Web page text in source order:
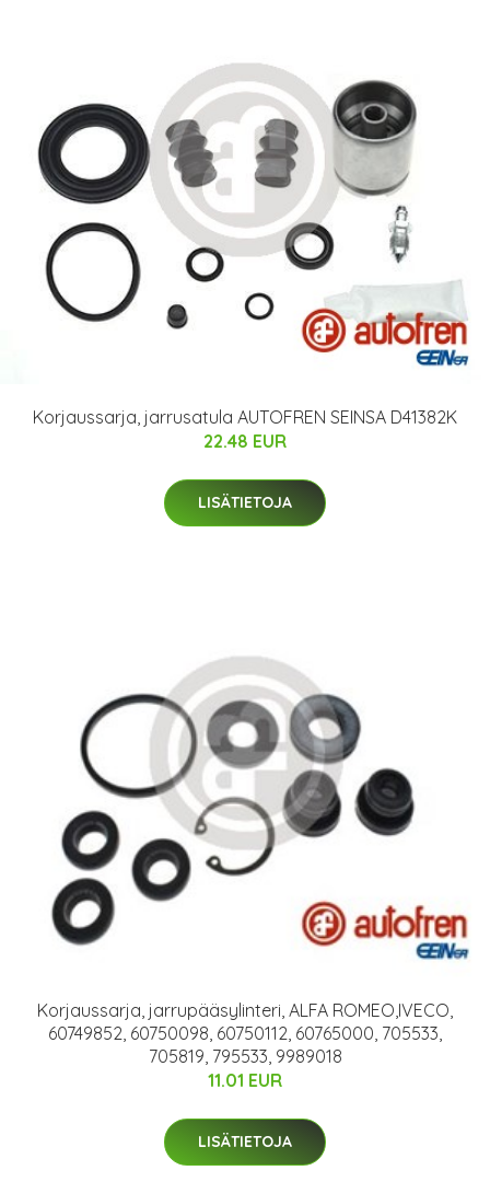
Korjaussarja, jarrusatula AUTOFREN SEINSA D41382K
22.48 EUR
LISÄTIETOJA
Korjaussarja, jarrupääsylinteri, ALFA ROMEO,IVECO,
60749852, 60750098, 60750112, 60765000, 705533,
705819, 795533, 9989018
11.01 EUR
LISÄTIETOJA